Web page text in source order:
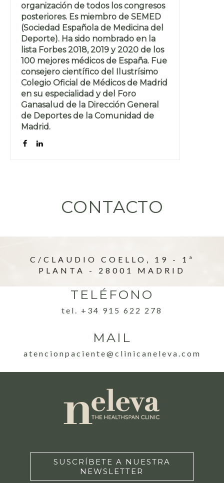
organización de todos los congresos
posteriores. Es miembro de SEMED
(Sociedad Española de Medicina del
Deporte). Ha sido nombrado en la
lista Forbes 2018, 2019 y 2020 de los
100 mejores médicos de España. Fue
consejero científico del Ilustrísimo
Colegio Oficial de Médicos de Madrid
en su especialidad y del Foro
Ganasalud de la Dirección General
de Deportes de la Comunidad de
Madrid.
CONTACTO
C/CLAUDIO COELLO, 19 - 1ª
PLANTA - 28001 MADRID
TELÉFONO
tel. +34 915 622 278
MAIL
atencionpaciente@clinicaneleva.com
SUSCRÍBETE A NUESTRA
NEWSLETTER